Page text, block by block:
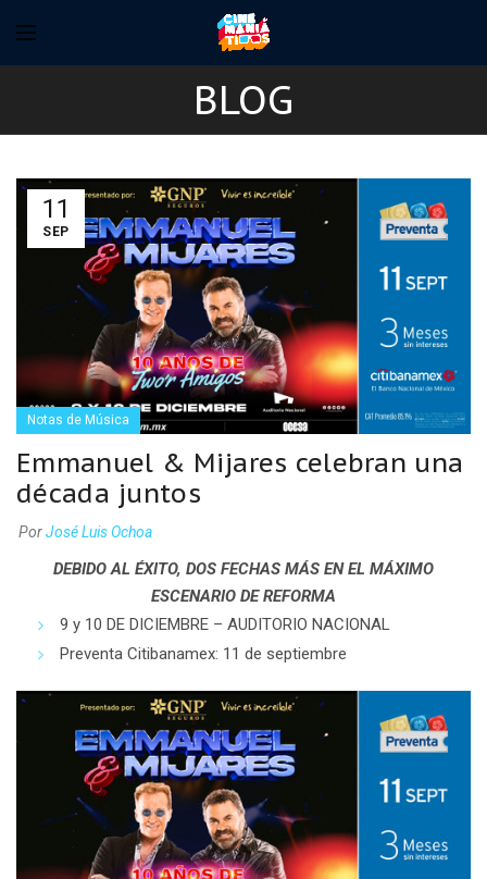
BLOG
11
SEP
Notas de Música
Emmanuel & Mijares celebran una
década juntos
PorJosé Luis Ochoa
DEBIDO AL ÉXITO, DOS FECHAS MÁS EN EL MÁXIMO
ESCENARIO DE REFORMA
9 y 10 DE DICIEMBRE – AUDITORIO NACIONAL
Preventa Citibanamex: 11 de septiembre